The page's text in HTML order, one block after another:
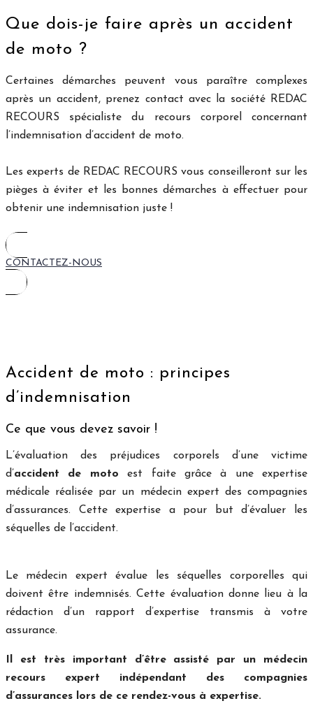
Que dois-je faire après un accident
de moto ?
Certaines démarches peuvent vous paraître complexes
après un accident, prenez contact avec la société REDAC
RECOURS spécialiste du recours corporel concernant
l’indemnisation d’accident de moto.
Les experts de REDAC RECOURS vous conseilleront sur les
pièges à éviter et les bonnes démarches à effectuer pour
obtenir une indemnisation juste !
CONTACTEZ-NOUS
Accident de moto : principes
d’indemnisation
Ce que vous devez savoir !
L’évaluation des préjudices corporels d’une victime
d’accident de moto est faite grâce à une expertise
médicale réalisée par un médecin expert des compagnies
d’assurances. Cette expertise a pour but d’évaluer les
séquelles de l’accident.
Le médecin expert évalue les séquelles corporelles qui
doivent être indemnisés. Cette évaluation donne lieu à la
rédaction d’un rapport d’expertise transmis à votre
assurance.
Il est très important d’être assisté par un médecin
recours expert indépendant des compagnies
d’assurances lors de ce rendez-vous à expertise.